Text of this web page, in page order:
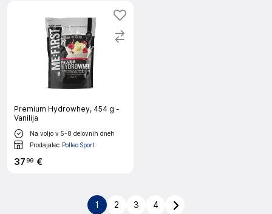
Premium Hydrowhey, 454 g -
Vanilija
Na voljo v 5-8 delovnih dneh
Prodajalec Polleo Sport
3799 €
1 2 3 4